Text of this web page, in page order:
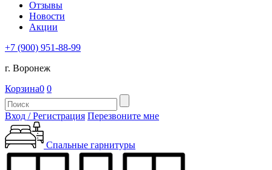
Отзывы
Новости
Акции
+7 (900) 951-88-99
г. Воронеж
Корзина0 0
Вход / Регистрация Перезвоните мне
Спальные гарнитуры